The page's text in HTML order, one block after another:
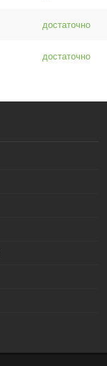
достаточно
достаточно